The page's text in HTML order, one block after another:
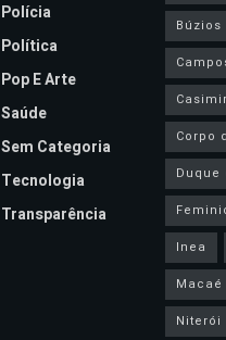
Polícia
Política
Pop E Arte
Saúde
Sem Categoria
Tecnologia
Transparência
Búzios
Corpo
Duque
Inea
Macaé
Niterói